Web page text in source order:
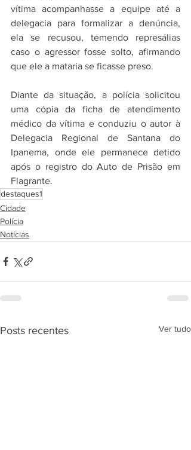
vítima acompanhasse a equipe até a
delegacia para formalizar a denúncia,
ela se recusou, temendo represálias
caso o agressor fosse solto, afirmando
que ele a mataria se ficasse preso.
Diante da situação, a polícia solicitou
uma cópia da ficha de atendimento
médico da vítima e conduziu o autor à
Delegacia Regional de Santana do
Ipanema, onde ele permanece detido
após o registro do Auto de Prisão em
Flagrante.
destaques1
Cidade
Polícia
Notícias
Posts recentes Ver tudo